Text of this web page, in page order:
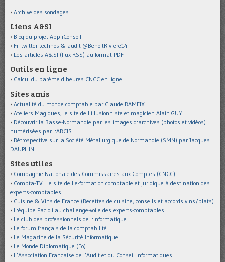
Archive des sondages
Liens A&SI
Blog du projet AppliConso II
Fil twitter technos & audit @BenoitRiviere14
Les articles A&SI (flux RSS) au format PDF
Outils en ligne
Calcul du barème d'heures CNCC en ligne
Sites amis
Actualité du monde comptable par Claude RAMEIX
Ateliers Magiques, le site de l'illusionniste et magicien Alain GUY
Découvrir la Basse-Normandie par les images d'archives (photos et vidéos)
numérisées par l'ARCIS
Rétrospective sur la Société Métallurgique de Normandie (SMN) par Jacques
DAUPHIN
Sites utiles
Compagnie Nationale des Commissaires aux Comptes (CNCC)
Compta-TV : le site de l'e-formation comptable et juridique à destination des
experts-comptables
Cuisine & Vins de France (Recettes de cuisine, conseils et accords vins/plats)
L'équipe Pacioli au challenge-voile des experts-comptables
Le club des professionnels de l'informatique
Le forum français de la comptabilité
Le Magazine de la Sécurité Informatique
Le Monde Diplomatique (Eo)
L’Association Française de l’Audit et du Conseil Informatiques